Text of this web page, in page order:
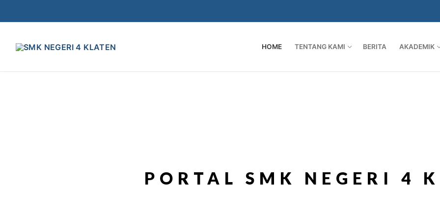
HOME TENTANG KAMI BERITA AKADEMIK
PORTAL SMK NEGERI 4